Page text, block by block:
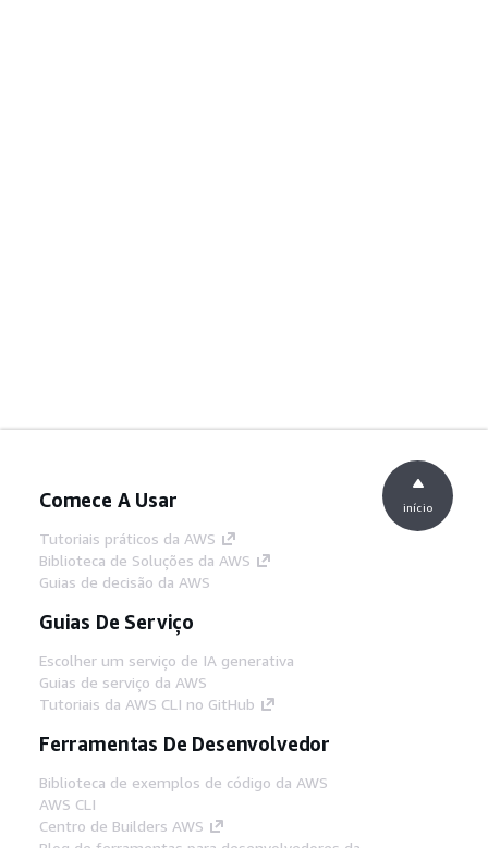
Comece A Usar
Tutoriais práticos da AWS
Biblioteca de Soluções da AWS
Guias de decisão da AWS
Guias De Serviço
Escolher um serviço de IA generativa
Guias de serviço da AWS
Tutoriais da AWS CLI no GitHub
Ferramentas De Desenvolvedor
Biblioteca de exemplos de código da AWS
AWS CLI
Centro de Builders AWS
início